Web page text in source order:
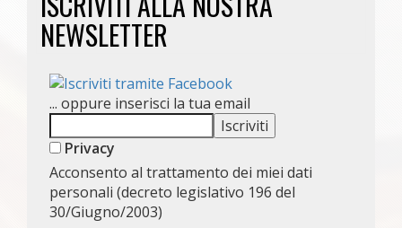
NEWSLETTER
... oppure inserisci la tua email
Privacy
Acconsento al trattamento dei miei dati
personali (decreto legislativo 196 del
30/Giugno/2003)